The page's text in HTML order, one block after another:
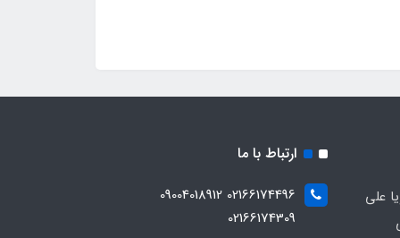
علی
ارتباط با ما
02166174496 09004018912
02166174309